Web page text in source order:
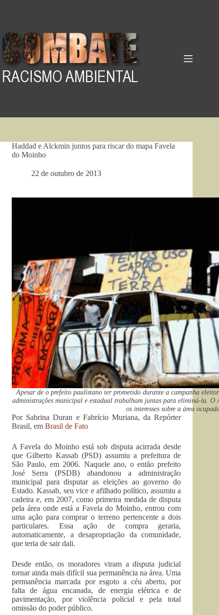
Haddad e Alckmin juntos para riscar do mapa Favela
do Moinho
22 de outubro de 2013
Apesar de o prefeito paulistano ter prometido durante a campanha
administrações municipal e estadual trabalham juntas para eliminá-la.
os interesses sobre a área
Por Sabrina Duran e Fabrício Muriana, da Repórter
Brasil, em Brasil de Fato
A Favela do Moinho está sob disputa acirrada desde
que Gilberto Kassab (PSD) assumiu a prefeitura de
São Paulo, em 2006. Naquele ano, o então prefeito
José Serra (PSDB) abandonou a administração
municipal para disputar as eleições ao governo do
Estado. Kassab, seu vice e afilhado político, assumiu a
cadeira e, em 2007, como primeira medida de disputa
pela área onde está a Favela do Moinho, entrou com
uma ação para comprar o terreno pertencente a dois
particulares. Essa ação de compra geraria,
automaticamente, a desapropriação da comunidade,
que teria de sair dali.
Desde então, os moradores viram a disputa judicial
tornar ainda mais difícil sua permanência na área. Uma
permanência marcada por esgoto a céu aberto, por
falta de água encanada, de energia elétrica e de
pavimentação, por violência policial e pela total
omissão do poder público.